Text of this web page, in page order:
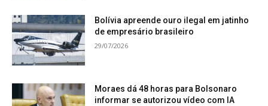
Bolívia apreende ouro ilegal em jatinho
de empresário brasileiro
29/07/2026
Moraes dá 48 horas para Bolsonaro
informar se autorizou vídeo com IA